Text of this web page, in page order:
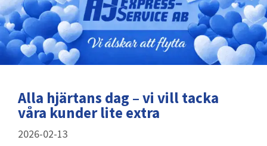
Alla hjärtans dag – vi vill tacka
våra kunder lite extra
2026-02-13